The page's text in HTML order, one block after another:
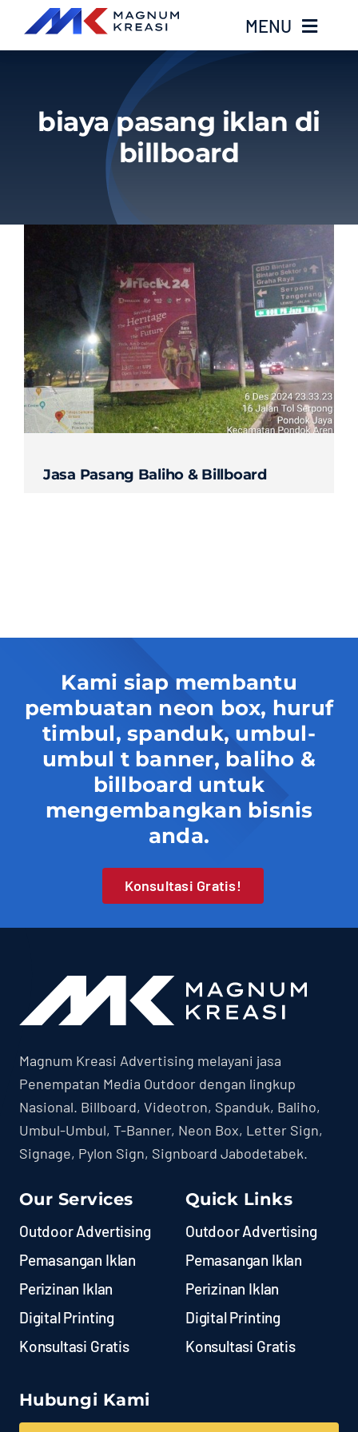
content
MENU
Services
Blog
Contact
biaya pasang iklan di
billboard
Jasa Pasang Baliho & Billboard
Kami siap membantu
pembuatan neon box, huruf
timbul, spanduk, umbul-
umbul t banner, baliho &
billboard untuk
mengembangkan bisnis
anda.
Konsultasi Gratis!
Magnum Kreasi Advertising melayani jasa
Penempatan Media Outdoor dengan lingkup
Nasional. Billboard, Videotron, Spanduk, Baliho,
Umbul-Umbul, T-Banner, Neon Box, Letter Sign,
Signage, Pylon Sign, Signboard Jabodetabek.
Our Services
Outdoor Advertising
Pemasangan Iklan
Perizinan Iklan
Digital Printing
Konsultasi Gratis
Quick Links
Outdoor Advertising
Pemasangan Iklan
Perizinan Iklan
Digital Printing
Konsultasi Gratis
Hubungi Kami